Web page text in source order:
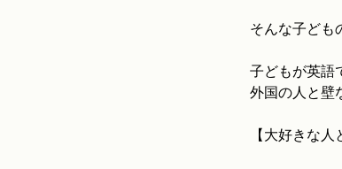
そんな子ども
子どもが英語
外国の人と壁
【大好きな人